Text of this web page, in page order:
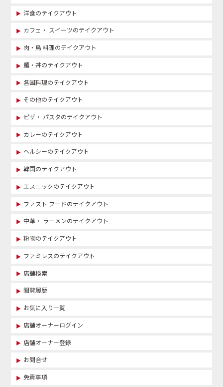
洋食のテイクアウト
カフェ・ スイーツのテイクアウト
肉・鳥 料理のテイクアウト
麺・丼のテイクアウト
各国料理のテイクアウト
その他のテイクアウト
ピザ・ パスタのテイクアウト
カレーのテイクアウト
ヘルシーのテイクアウト
韓国のテイクアウト
エスニックのテイクアウト
ファスト フードのテイクアウト
中華・ ラーメンのテイクアウト
粉物のテイクアウト
ファミレスのテイクアウト
店舗検索
閲覧履歴
お気に入り一覧
店舗オーナーログイン
店舗オーナー登録
お問合せ
免責事項